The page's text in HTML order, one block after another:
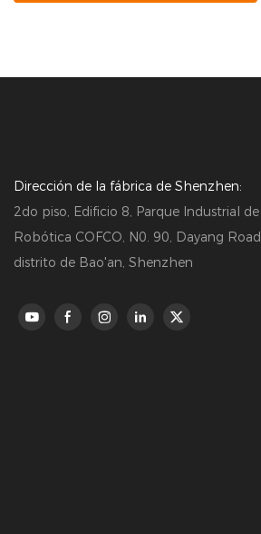
Dirección de la fábrica de Shenzhen:
2do piso, Edificio 8, Parque Industrial de
Robótica COFCO, N0. 90, Dayang Road,
distrito de Bao'an, Shenzhen